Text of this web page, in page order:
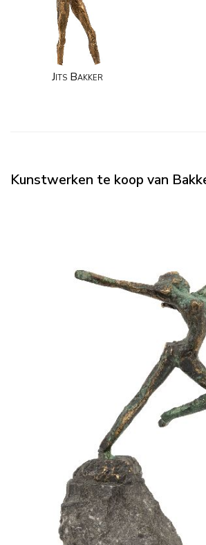
Jits Bakker
Kunstwerken te koop van